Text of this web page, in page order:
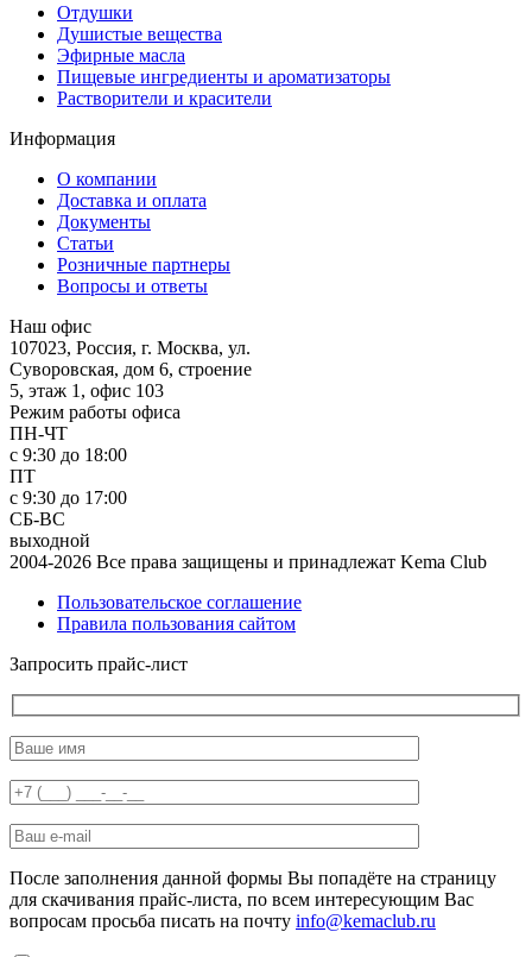
Отдушки
Душистые вещества
Эфирные масла
Пищевые ингредиенты и ароматизаторы
Растворители и красители
Информация
О компании
Доставка и оплата
Документы
Статьи
Розничные партнеры
Вопросы и ответы
Наш офис
107023, Россия, г. Москва, ул.
Суворовская, дом 6, строение
5, этаж 1, офис 103
Режим работы офиса
ПН-ЧТ
с 9:30 до 18:00
ПТ
с 9:30 до 17:00
СБ-ВС
выходной
2004-2026 Все права защищены и принадлежат Kema Club
Пользовательское соглашение
Правила пользования сайтом
Запросить прайс-лист
После заполнения данной формы Вы попадёте на страницу
для скачивания прайс-листа, по всем интересующим Вас
вопросам просьба писать на почту info@kemaclub.ru